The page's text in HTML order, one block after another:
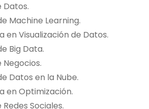
Datos.
Machine Learning.
en Visualización de Datos.
Big Data.
Datos en la Nube.
en Optimización.
Sociales.